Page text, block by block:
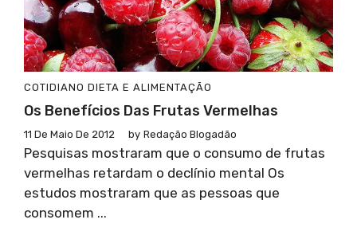
COTIDIANO DIETA E ALIMENTAÇÃO
Os Benefícios Das Frutas Vermelhas
11 De Maio De 2012 by Redação Blogadão
Pesquisas mostraram que o consumo de frutas
vermelhas retardam o declínio mental Os
estudos mostraram que as pessoas que
consomem ...